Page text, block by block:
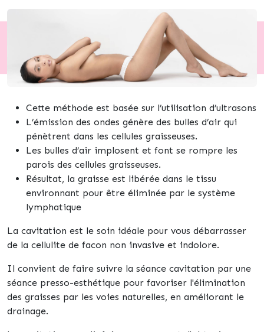
Cette méthode est basée sur l’utilisation d’ultrasons
L’émission des ondes génère des bulles d’air qui
pénètrent dans les cellules graisseuses.
Les bulles d’air implosent et font se rompre les
parois des cellules graisseuses.
Résultat, la graisse est libérée dans le tissu
environnant pour être éliminée par le système
lymphatique
La cavitation est le soin idéale pour vous débarrasser
de la cellulite de facon non invasive et indolore.
Il convient de faire suivre la séance cavitation par une
séance presso-esthétique pour favoriser l'élimination
des graisses par les voies naturelles, en améliorant le
drainage.